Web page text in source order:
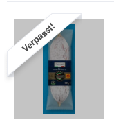
Verpasst!